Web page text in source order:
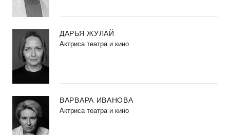
ДАРЬЯ ЖУЛАЙ
Актриса театра и кино
ВАРВАРА ИВАНОВА
Актриса театра и кино